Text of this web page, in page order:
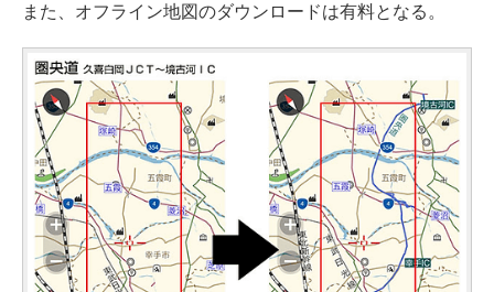
また、オフライン地図のダウンロードは有料となる。